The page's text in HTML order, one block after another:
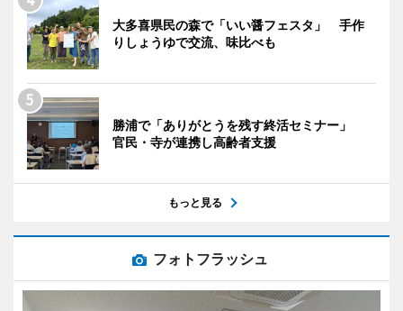
大多喜県民の森で「いい醤フェスタ」 手作
りしょうゆで交流、味比べも
勝浦で「ありがとうを残す終活セミナー」
官民・寺が連携し高齢者支援
もっと見る
フォトフラッシュ